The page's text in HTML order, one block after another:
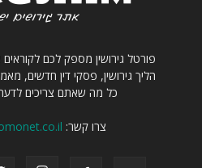
פורטל גירושין מספק לכם
הליך גירושין, פסקי דין חדשים,
כל מה שאתם צריכים לדעת
צרו קשר: